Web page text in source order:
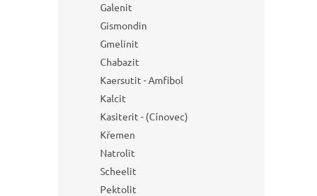
Galenit
Gismondin
Gmelinit
Chabazit
Kaersutit - Amfibol
Kalcit
Kasiterit - (Cínovec)
Křemen
Natrolit
Scheelit
Pektolit